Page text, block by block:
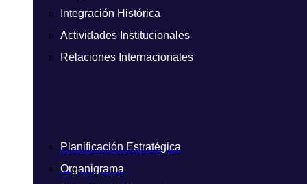
Integración Histórica
Actividades Institucionales
Relaciones Internacionales
Planificación Estratégica
Organigrama